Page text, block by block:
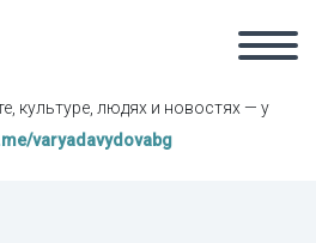
культуре, людях и новостях — у
varyadavydovabg